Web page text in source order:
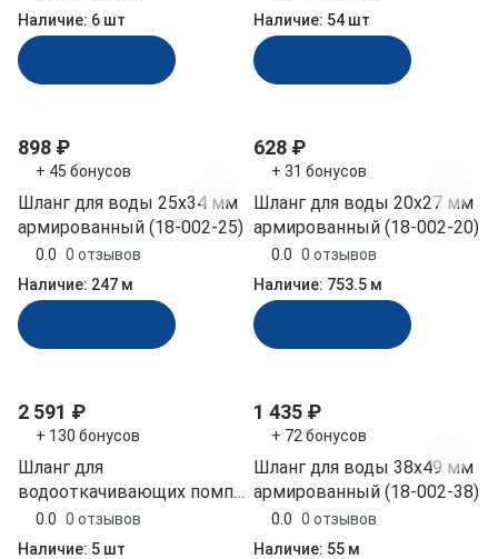
Наличие: 6 шт
(C11844, 10010190)
Наличие: 54 шт
898 ₽
+ 45 бонусов
Шланг для воды 25х34 мм
армированный (18-002-25)
0.0 0 отзывов
Наличие: 247 м
628 ₽
+ 31 бонусов
Шланг для воды 20х27 мм
армированный (18-002-20)
0.0 0 отзывов
Наличие: 753.5 м
2 591 ₽
+ 130 бонусов
Шланг для
водооткачивающих помп,
диаметр внутренний 19
мм, бухта 15 м (C11841)
0.0 0 отзывов
Наличие: 5 шт
1 435 ₽
+ 72 бонусов
Шланг для воды 38х49 мм
армированный (18-002-38)
0.0 0 отзывов
Наличие: 55 м